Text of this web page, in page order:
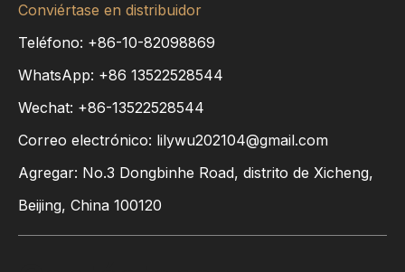
Conviértase en distribuidor
Teléfono: +86-10-82098869
WhatsApp: +86 13522528544
Wechat: +86-13522528544
Correo electrónico: lilywu202104@gmail.com
Agregar: No.3 Dongbinhe Road, distrito de Xicheng,
Beijing, China 100120